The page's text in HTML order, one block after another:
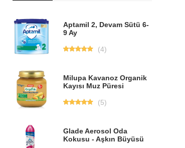
Aptamil 2, Devam Sütü 6-
9 Ay
(4)
Milupa Kavanoz Organik
Kayısı Muz Püresi
(5)
Glade Aerosol Oda
Kokusu - Aşkın Büyüsü